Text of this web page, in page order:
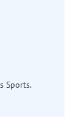
Sports.